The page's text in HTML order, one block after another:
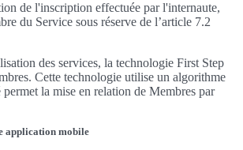
de l'inscription effectuée par l'internaute,
du Service sous réserve de l’article 7.2
des services, la technologie First Step
Cette technologie utilise un algorithme
la mise en relation de Membres par
application mobile